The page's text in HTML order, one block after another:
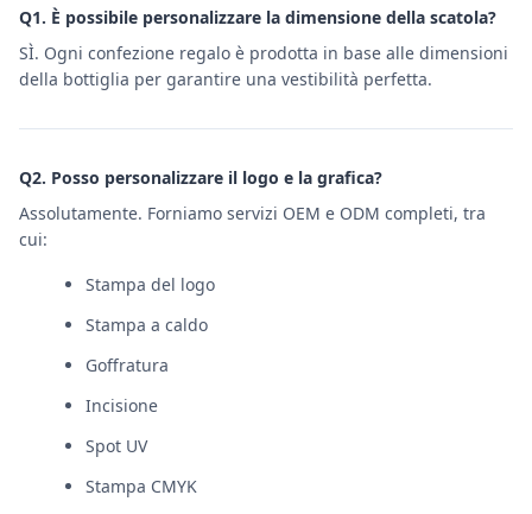
Q1. È possibile personalizzare la dimensione della scatola?
SÌ. Ogni confezione regalo è prodotta in base alle dimensioni
della bottiglia per garantire una vestibilità perfetta.
Q2. Posso personalizzare il logo e la grafica?
Assolutamente. Forniamo servizi OEM e ODM completi, tra
cui:
Stampa del logo
Stampa a caldo
Goffratura
Incisione
Spot UV
Stampa CMYK